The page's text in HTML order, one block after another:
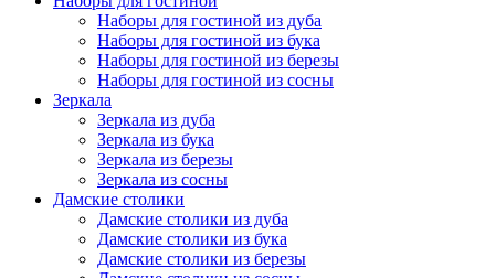
Наборы для гостиной из дуба
Наборы для гостиной из бука
Наборы для гостиной из березы
Наборы для гостиной из сосны
Зеркала
Зеркала из дуба
Зеркала из бука
Зеркала из березы
Зеркала из сосны
Дамские столики
Дамские столики из дуба
Дамские столики из бука
Дамские столики из березы